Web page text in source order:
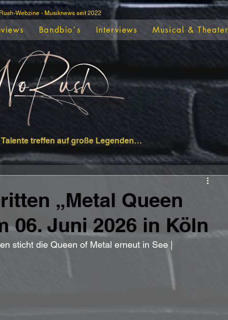
Webzine - Musiknews seit 2022
Bandbio´s Interviews Musical & Theater
treffen auf große Legenden…
„Metal Queen
06. Juni 2026 in Köln
sticht die Queen of Metal erneut in See |